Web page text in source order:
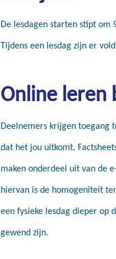
De lesdagen starten stipt om
Tijdens een lesdag zijn er
Online leren
Deelnemers krijgen toegang
dat het jou uitkomt.
maken onderdeel uit van de
hiervan is de homogeniteit
een fysieke lesdag dieper op
gewend zijn.